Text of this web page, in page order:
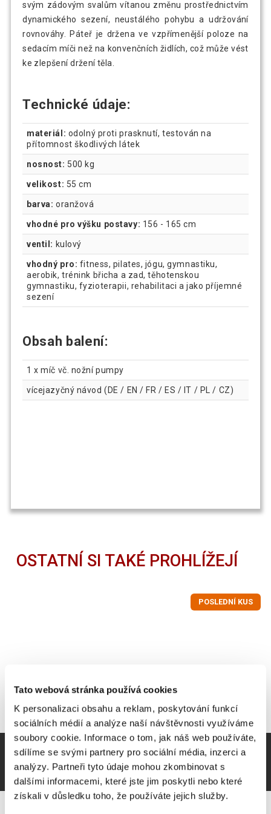
Tato webová stránka používá cookies
K personalizaci obsahu a reklam, poskytování funkcí
sociálních médií a analýze naší návštěvnosti využíváme
soubory cookie. Informace o tom, jak náš web používáte,
sdílíme se svými partnery pro sociální média, inzerci a
analýzy. Partneři tyto údaje mohou zkombinovat s
dalšími informacemi, které jste jim poskytli nebo které
získali v důsledku toho, že používáte jejich služby.
svým zádovým svalům vítanou změnu prostřednictvím
dynamického sezení, neustálého pohybu a udržování
rovnováhy. Páteř je držena ve vzpřímenější poloze na
sedacím míči než na konvenčních židlích, což může vést
ke zlepšení držení těla.
Technické údaje:
materiál: odolný proti prasknutí, testován na
přítomnost škodlivých látek
nosnost: 500 kg
velikost: 55 cm
barva: oranžová
vhodné pro výšku postavy: 156 - 165 cm
ventil: kulový
vhodný pro: fitness, pilates, jógu, gymnastiku,
aerobik, trénink břicha a zad, těhotenskou
gymnastiku, fyzioterapii, rehabilitaci a jako příjemné
sezení
Obsah balení:
1 x míč vč. nožní pumpy
vícejazyčný návod (DE / EN / FR / ES / IT / PL / CZ)
OSTATNÍ SI TAKÉ PROHLÍŽEJÍ
POSLEDNÍ KUS